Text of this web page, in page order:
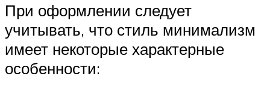
При оформлении следует
учитывать, что стиль минимализм
имеет некоторые характерные
особенности: